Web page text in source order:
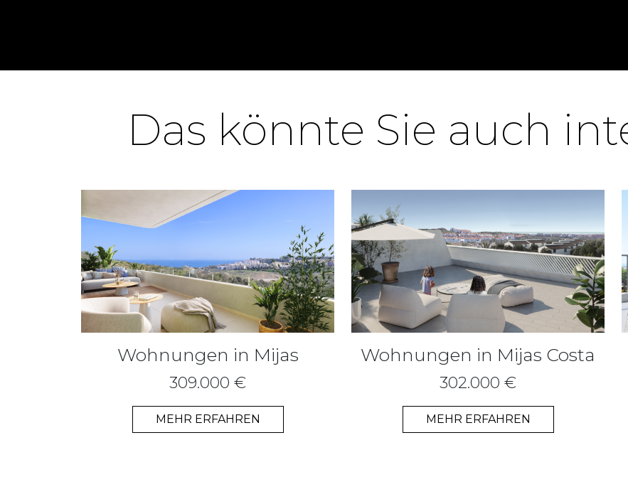
Das könnte Sie auch
Wohnungen in Mijas
309.000 €
MEHR ERFAHREN
Wohnungen in Mijas Costa
302.000 €
MEHR ERFAHREN